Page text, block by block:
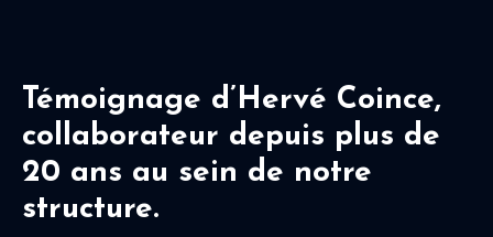
Témoignage d’Hervé Coince,
collaborateur depuis plus de
20 ans au sein de notre
structure.